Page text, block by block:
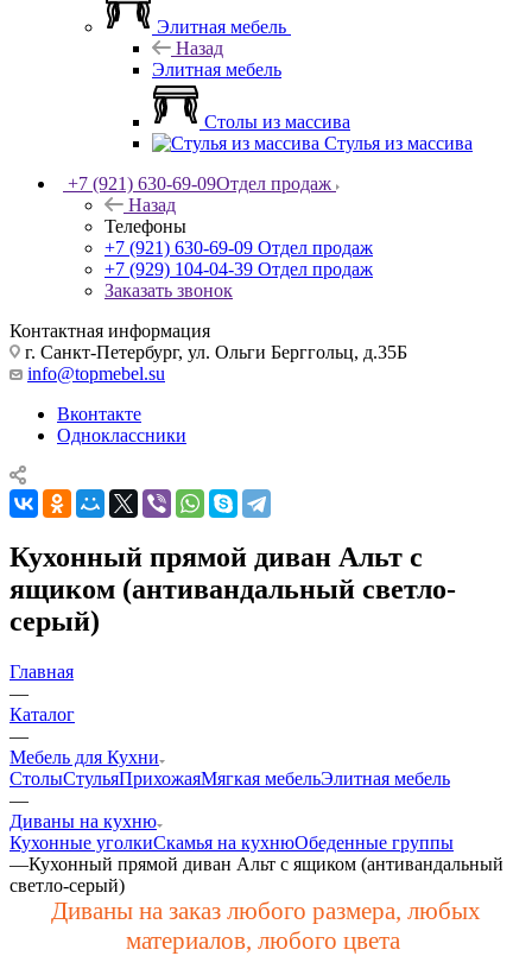
Элитная мебель
Назад
Элитная мебель
Столы из массива
Стулья из массива
+7 (921) 630-69-09Отдел продаж
Назад
Телефоны
+7 (921) 630-69-09 Отдел продаж
+7 (929) 104-04-39 Отдел продаж
Заказать звонок
Контактная информация
г. Санкт-Петербург, ул. Ольги Берггольц, д.35Б
info@topmebel.su
Вконтакте
Одноклассники
Кухонный прямой диван Альт с
ящиком (антивандальный светло-
серый)
Главная
—
Каталог
—
Мебель для Кухни
СтолыСтульяПрихожаяМягкая мебельЭлитная мебель
—
Диваны на кухню
Кухонные уголкиСкамья на кухнюОбеденные группы
—Кухонный прямой диван Альт с ящиком (антивандальный
светло-серый)
Диваны на заказ любого размера, любых
материалов, любого цвета